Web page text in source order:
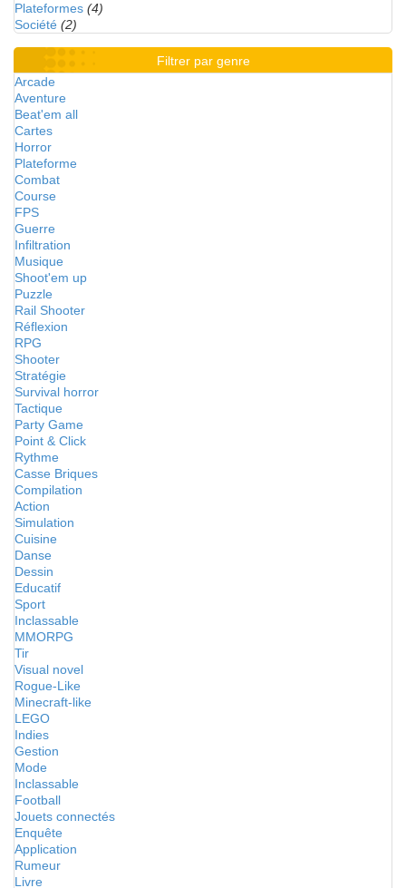
Plateformes (4)
Société (2)
Filtrer par genre
Arcade
Aventure
Beat'em all
Cartes
Horror
Plateforme
Combat
Course
FPS
Guerre
Infiltration
Musique
Shoot'em up
Puzzle
Rail Shooter
Réflexion
RPG
Shooter
Stratégie
Survival horror
Tactique
Party Game
Point & Click
Rythme
Casse Briques
Compilation
Action
Simulation
Cuisine
Danse
Dessin
Educatif
Sport
Inclassable
MMORPG
Tir
Visual novel
Rogue-Like
Minecraft-like
LEGO
Indies
Gestion
Mode
Inclassable
Football
Jouets connectés
Enquête
Application
Rumeur
Livre